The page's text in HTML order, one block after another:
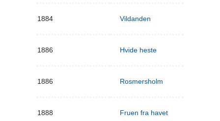
1884 Vildanden
1886 Hvide heste
1886 Rosmersholm
1888 Fruen fra havet